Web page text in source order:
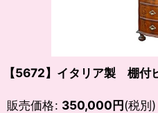
【5672】イタリア製 棚付
販売価格: 350,000円(税別)